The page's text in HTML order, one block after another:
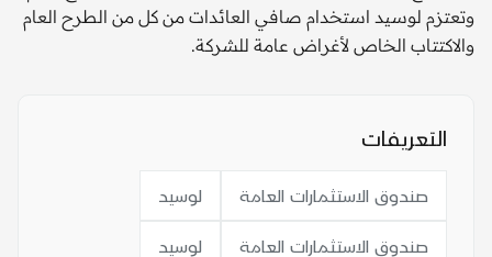
وتعتزم لوسيد استخدام صافي العائدات من كل من الطرح العام
والاكتتاب الخاص لأغراض عامة للشركة.
التعريفات
صندوق الاستثمارات العامة لوسيد
صندوق الاستثمارات العامة لوسيد